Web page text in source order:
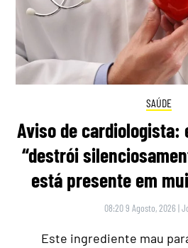
SAÚDE
Aviso de cardiologista:
“destrói
está presente em
08:20 9 Agosto, 2026 |
Este ingrediente mau